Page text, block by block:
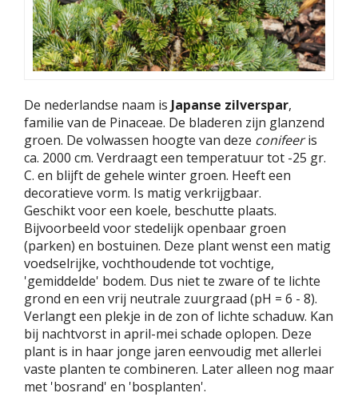
De nederlandse naam is Japanse zilverspar,
familie van de Pinaceae. De bladeren zijn glanzend
groen. De volwassen hoogte van deze conifeeris
ca. 2000 cm. Verdraagt een temperatuur tot -25 gr.
C. en blijft de gehele winter groen. Heeft een
decoratieve vorm. Is matig verkrijgbaar.
Geschikt voor een koele, beschutte plaats.
Bijvoorbeeld voor stedelijk openbaar groen
(parken) en bostuinen. Deze plant wenst een matig
voedselrijke, vochthoudende tot vochtige,
'gemiddelde' bodem. Dus niet te zware of te lichte
grond en een vrij neutrale zuurgraad (pH = 6 - 8).
Verlangt een plekje in de zon of lichte schaduw. Kan
bij nachtvorst in april-mei schade oplopen. Deze
plant is in haar jonge jaren eenvoudig met allerlei
vaste planten te combineren. Later alleen nog maar
met 'bosrand' en 'bosplanten'.